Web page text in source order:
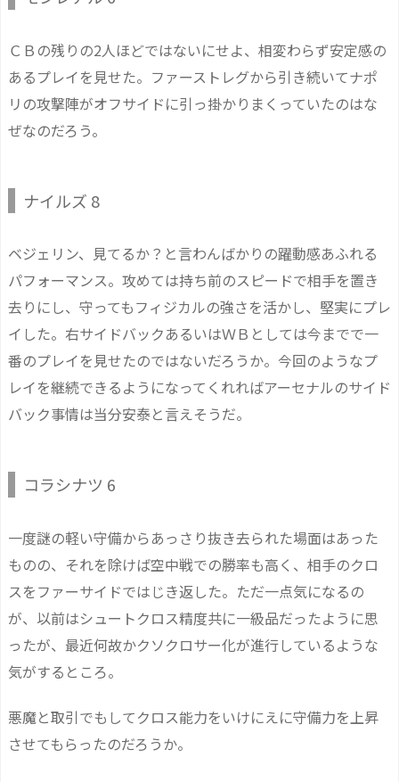
ＣＢの残りの2人ほどではないにせよ、相変わらず安定感の
あるプレイを見せた。ファーストレグから引き続いてナポ
リの攻撃陣がオフサイドに引っ掛かりまくっていたのはな
ぜなのだろう。
ナイルズ 8
ベジェリン、見てるか？と言わんばかりの躍動感あふれる
パフォーマンス。攻めては持ち前のスピードで相手を置き
去りにし、守ってもフィジカルの強さを活かし、堅実にプレ
イした。右サイドバックあるいはＷＢとしては今までで一
番のプレイを見せたのではないだろうか。今回のようなプ
レイを継続できるようになってくれればアーセナルのサイド
バック事情は当分安泰と言えそうだ。
コラシナツ 6
一度謎の軽い守備からあっさり抜き去られた場面はあった
ものの、それを除けば空中戦での勝率も高く、相手のクロ
スをファーサイドではじき返した。ただ一点気になるの
が、以前はシュートクロス精度共に一級品だったように思
ったが、最近何故かクソクロサー化が進行しているような
気がするところ。
悪魔と取引でもしてクロス能力をいけにえに守備力を上昇
させてもらったのだろうか。